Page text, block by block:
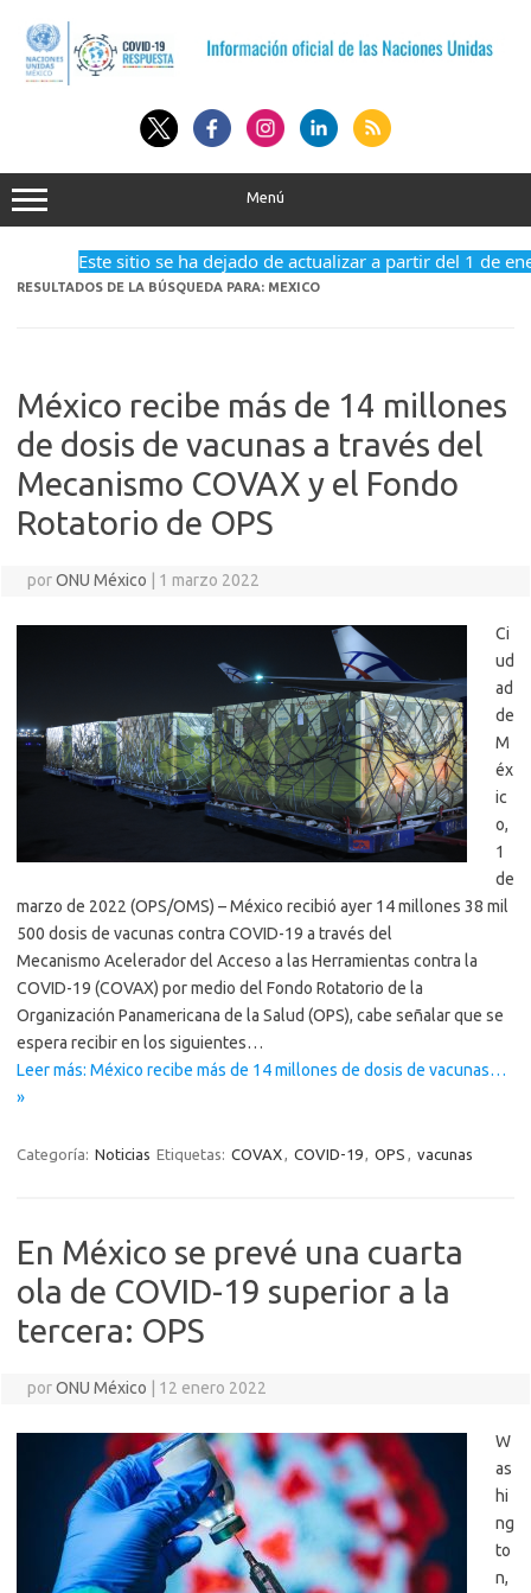
contenido
Menú
Este sitio se ha dejado de actualizar a partir del 1 de enero
RESULTADOS DE LA BÚSQUEDA PARA: MEXICO
México recibe más de 14 millones
de dosis de vacunas a través del
Mecanismo COVAX y el Fondo
Rotatorio de OPS
porONU México 1 marzo 2022
Ci
ud
ad
de
M
éx
ic
o,
1
de
marzo de 2022 (OPS/OMS) – México recibió ayer 14 millones 38 mil
500 dosis de vacunas contra COVID-19 a través del
Mecanismo Acelerador del Acceso a las Herramientas contra la
COVID-19 (COVAX) por medio del Fondo Rotatorio de la
Organización Panamericana de la Salud (OPS), cabe señalar que se
espera recibir en los siguientes…
Leer más: México recibe más de 14 millones de dosis de vacunas…
»
Categoría: Noticias Etiquetas: COVAX, COVID-19, OPS , vacunas
En México se prevé una cuarta
ola de COVID-19 superior a la
tercera: OPS
porONU México 12 enero 2022
W
as
hi
ng
to
n,